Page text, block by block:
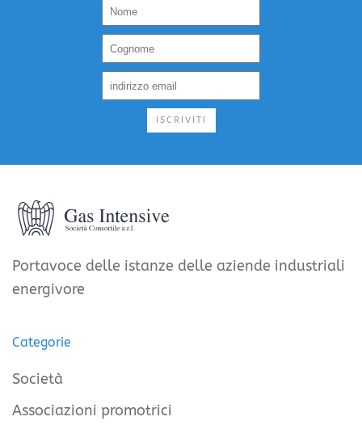
ISCRIVITI
Portavoce delle istanze delle aziende industriali
energivore
Categorie
Società
Associazioni promotrici